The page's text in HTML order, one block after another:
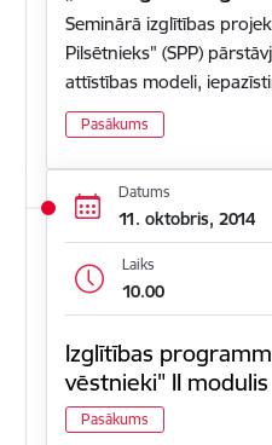
Seminārā izglītības
Pilsētnieks" (SPP)
attīstības modeli,
Pasākums
Datums
11. oktobris, 2014
Laiks
10.00
Izglītības
vēstnieki" II modulis
Pasākums